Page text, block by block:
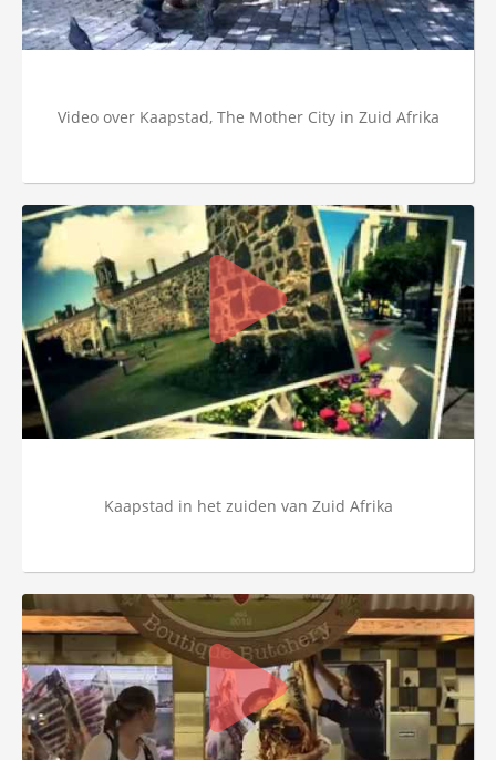
Video over Kaapstad, The Mother City in Zuid Afrika
Kaapstad in het zuiden van Zuid Afrika